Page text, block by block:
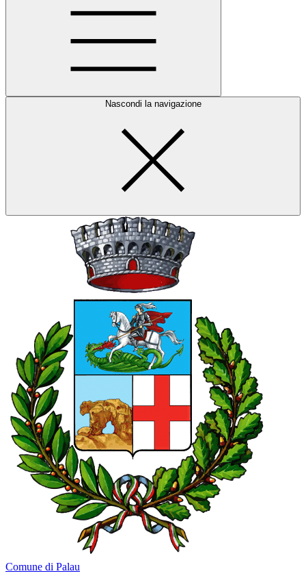
Nascondi la navigazione
Comune di Palau